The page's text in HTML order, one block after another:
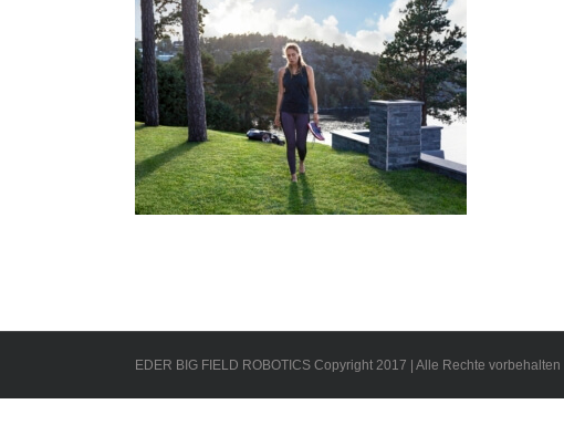
EDER BIG FIELD ROBOTICS Copyright 2017 | Alle Rechte vorbehalten |